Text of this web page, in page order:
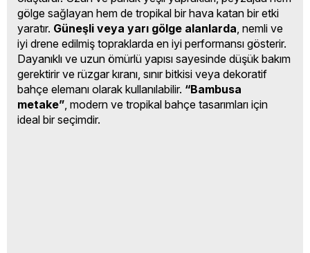
gölge sağlayan hem de tropikal bir hava katan bir etki
yaratır. Güneşli veya yarı gölge alanlarda , nemli ve
iyi drene edilmiş topraklarda en iyi performansı gösterir.
Dayanıklı ve uzun ömürlü yapısı sayesinde düşük bakım
gerektirir ve rüzgar kıranı, sınır bitkisi veya dekoratif
bahçe elemanı olarak kullanılabilir. “Bambusa
metake” , modern ve tropikal bahçe tasarımları için
ideal bir seçimdir.